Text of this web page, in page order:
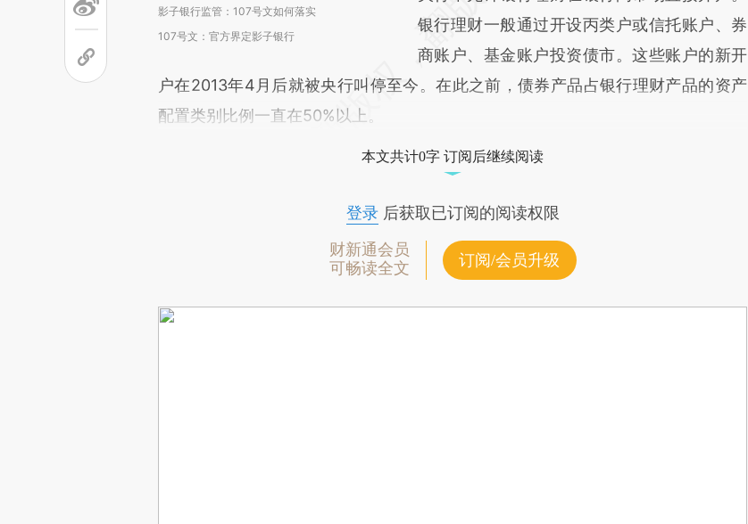
影子银行监管：107号文如何落实
107号文：官方界定影子银行
银行理财一般通过开设丙类户或信托账户、券
商账户、基金账户投资债市。这些账户的新开
户在2013年4月后就被央行叫停至今。在此之前，债券产品占银行理财产品的资产
配置类别比例一直在50%以上。
本文共计0字 订阅后继续阅读
登录后获取已订阅的阅读权限
财新通会员
可畅读全文
订阅/会员升级